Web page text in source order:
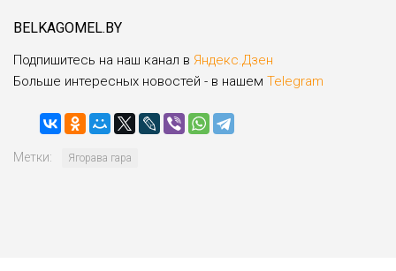
BELKAGOMEL.BY
Подпишитесь на наш канал в Яндекс.Дзен
Больше интересных новостей - в нашем Telegram
Метки: Ягорава гара